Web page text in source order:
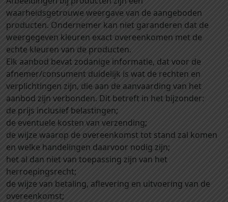
waarheidsgetrouwe weergave van de aangeboden
producten. Ondernemer kan niet garanderen dat de
weergegeven kleuren exact overeenkomen met de
echte kleuren van de producten.
Elk aanbod bevat zodanige informatie, dat voor de
afnemer/consument duidelijk is wat de rechten en
verplichtingen zijn, die aan de aanvaarding van het
aanbod zijn verbonden. Dit betreft in het bijzonder:
de prijs inclusief belastingen;
de eventuele kosten van verzending;
de wijze waarop de overeenkomst tot stand zal komen
en welke handelingen daarvoor nodig zijn;
het al dan niet van toepassing zijn van het
herroepingsrecht;
de wijze van betaling, aflevering en uitvoering van de
overeenkomst;